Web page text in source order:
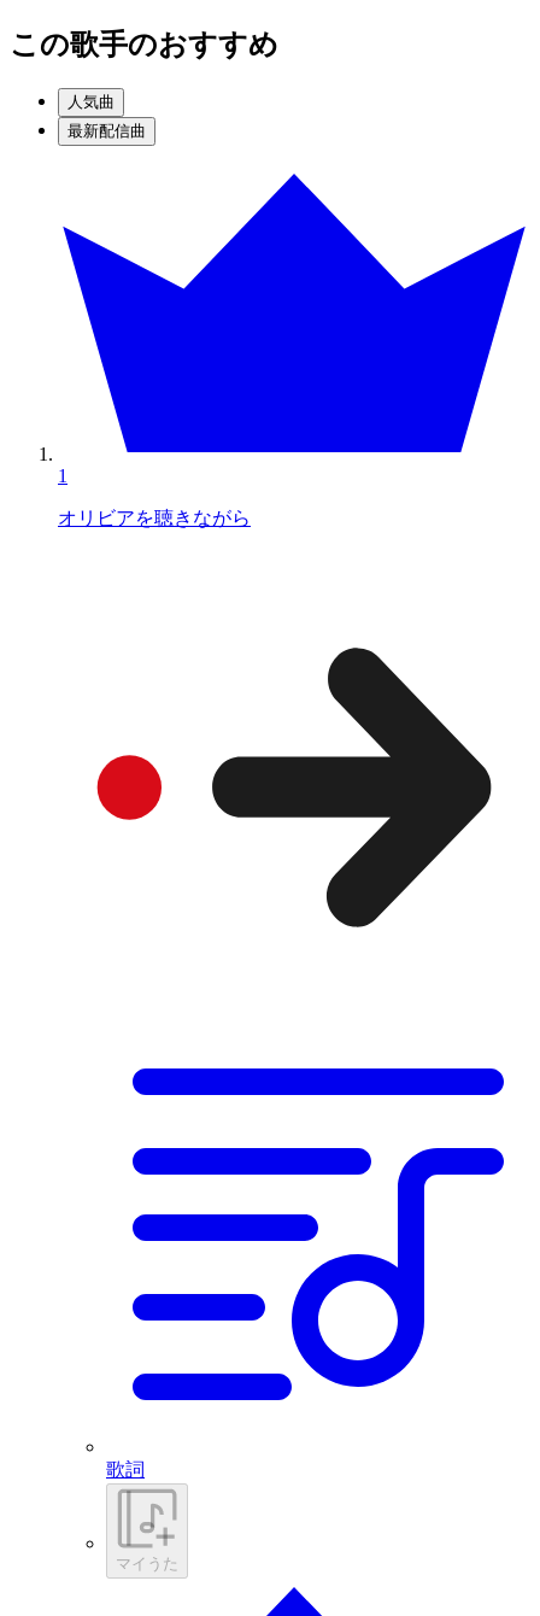
この歌手のおすすめ
人気曲
最新配信曲
1
オリビアを聴きながら
歌詞
マイうた